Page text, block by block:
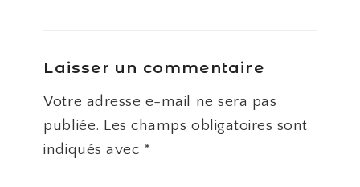
Laisser un commentaire
Votre adresse e-mail ne sera pas
publiée. Les champs obligatoires sont
indiqués avec *